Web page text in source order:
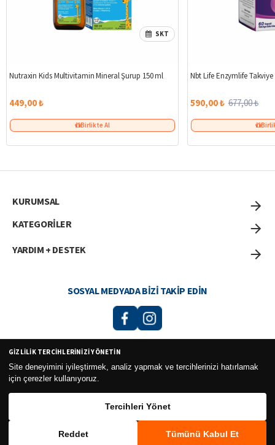
WhatsApp Sepete Ekle
SKT
Nutraxin Kids Multivitamin Mineral Şurup 150 ml
449,00 ₺
Birlikte Al
Nbt Life Enzymlife Takviye
590,00 ₺ 677,00 ₺
KURUMSAL
KATEGORİLER
YARDIM + DESTEK
SOSYAL MEDYADA BIZI TAKIP EDIN
Curesel Turizm Ticaret Limited Şirketi 2026 ©
GIZLILIK TERCIHLERINIZI YÖNETIN
Site deneyimini iyileştirmek, analiz yapmak ve tercihlerinizi hatırlamak
için çerezler kullanıyoruz.
Tercihleri Yönet
Reddet Tümünü Kabul Et